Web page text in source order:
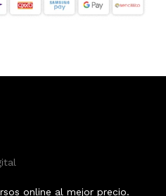
online al mejor precio.